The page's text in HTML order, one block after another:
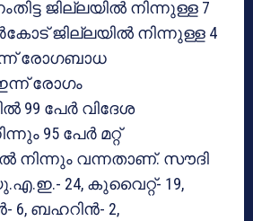
ജില്ലയില്‍ നിന്നുള്ള 7
ജില്ലയില്‍ നിന്നുള്ള 4
രോഗബാധ
രോഗം
99 പേര്‍ വിദേശ
95 പേര്‍ മറ്റ്
നിന്നും വന്നതാണ്. സൗദി
24, കുവൈറ്റ്- 19,
6, ബഹറിന്‍- 2,